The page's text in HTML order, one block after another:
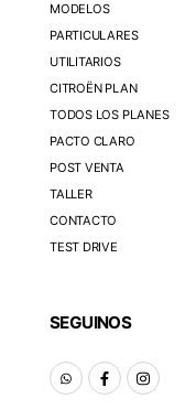
MODELOS
PARTICULARES
UTILITARIOS
CITROËN PLAN
TODOS LOS PLANES
PACTO CLARO
POST VENTA
TALLER
CONTACTO
TEST DRIVE
SEGUINOS